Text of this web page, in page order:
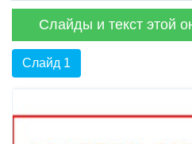
Слайды и текст этой
Слайд 1